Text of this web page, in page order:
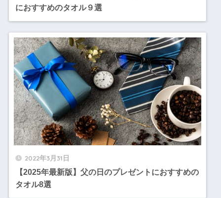
におすすめのタオル９選
2022年3月31日
【2025年最新版】父の日のプレゼントにおすすめの
タオル8選